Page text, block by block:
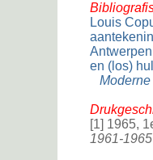
Louis
en (los)
[1] 1965,
1961-1965